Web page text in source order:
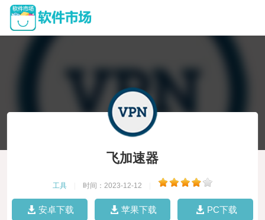
飞加速器
工具 时间：2023-12-12
安卓下载 苹果下载 PC下载